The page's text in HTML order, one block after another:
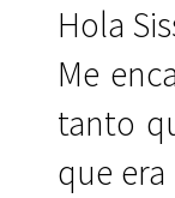
Hola
Me
tanto
que